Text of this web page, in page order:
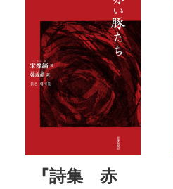
『詩集 赤